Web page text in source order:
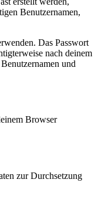
Benutzernamen,
Das Passwort
nach deinem
und
Browser
zur Durchsetzung